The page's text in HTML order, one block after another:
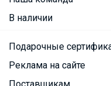
В наличии
Подарочные
Реклама на сайте